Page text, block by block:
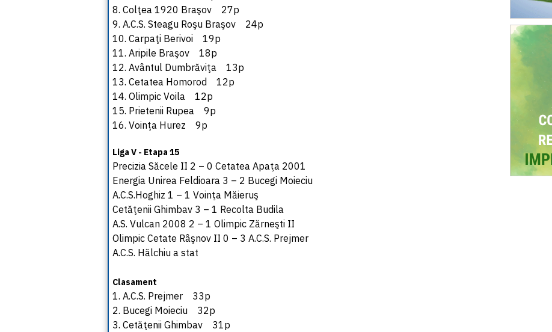
8. Colţea 1920 Braşov 27p
9. A.C.S. Steagu Roşu Braşov 24p
10. Carpaţi Berivoi 19p
11. Aripile Braşov 18p
12. Avântul Dumbrăviţa 13p
13. Cetatea Homorod 12p
14. Olimpic Voila 12p
15. Prietenii Rupea 9p
16. Voinţa Hurez 9p
Liga V - Etapa 15
Precizia Săcele II 2 – 0 Cetatea Apaţa 2001
Energia Unirea Feldioara 3 – 2 Bucegi Moieciu
A.C.S.Hoghiz 1 – 1 Voinţa Măieruş
Cetăţenii Ghimbav 3 – 1 Recolta Budila
A.S. Vulcan 2008 2 – 1 Olimpic Zărneşti II
Olimpic Cetate Râşnov II 0 – 3 A.C.S. Prejmer
A.C.S. Hălchiu a stat
Clasament
1. A.C.S. Prejmer 33p
2. Bucegi Moieciu 32p
3. Cetăţenii Ghimbav 31p